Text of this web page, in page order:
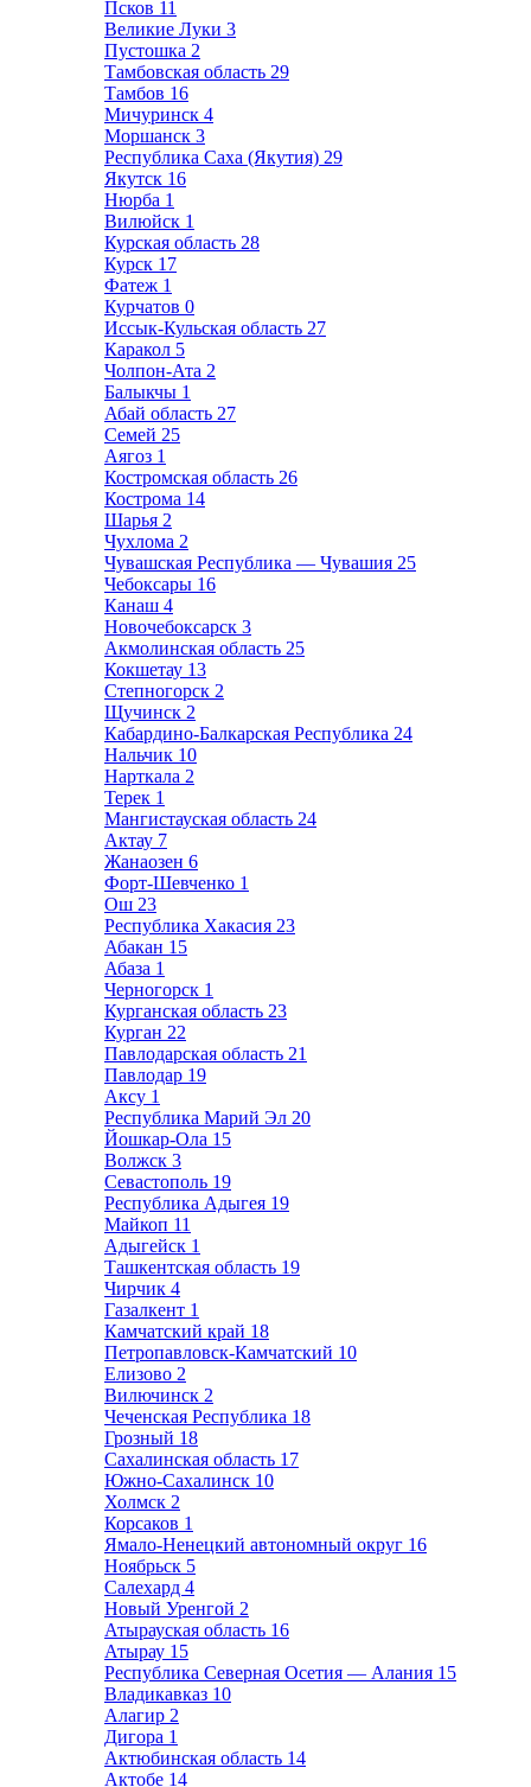
Псков 11
Великие Луки 3
Пустошка 2
Тамбовская область 29
Тамбов 16
Мичуринск 4
Моршанск 3
Республика Саха (Якутия) 29
Якутск 16
Нюрба 1
Вилюйск 1
Курская область 28
Курск 17
Фатеж 1
Курчатов 0
Иссык-Кульская область 27
Каракол 5
Чолпон-Ата 2
Балыкчы 1
Абай область 27
Семей 25
Аягоз 1
Костромская область 26
Кострома 14
Шарья 2
Чухлома 2
Чувашская Республика — Чувашия 25
Чебоксары 16
Канаш 4
Новочебоксарск 3
Акмолинская область 25
Кокшетау 13
Степногорск 2
Щучинск 2
Кабардино-Балкарская Республика 24
Нальчик 10
Нарткала 2
Терек 1
Мангистауская область 24
Актау 7
Жанаозен 6
Форт-Шевченко 1
Ош 23
Республика Хакасия 23
Абакан 15
Абаза 1
Черногорск 1
Курганская область 23
Курган 22
Павлодарская область 21
Павлодар 19
Аксу 1
Республика Марий Эл 20
Йошкар-Ола 15
Волжск 3
Севастополь 19
Республика Адыгея 19
Майкоп 11
Адыгейск 1
Ташкентская область 19
Чирчик 4
Газалкент 1
Камчатский край 18
Петропавловск-Камчатский 10
Елизово 2
Вилючинск 2
Чеченская Республика 18
Грозный 18
Сахалинская область 17
Южно-Сахалинск 10
Холмск 2
Корсаков 1
Ямало-Ненецкий автономный округ 16
Ноябрьск 5
Салехард 4
Новый Уренгой 2
Атырауская область 16
Атырау 15
Республика Северная Осетия — Алания 15
Владикавказ 10
Алагир 2
Дигора 1
Актюбинская область 14
Актобе 14